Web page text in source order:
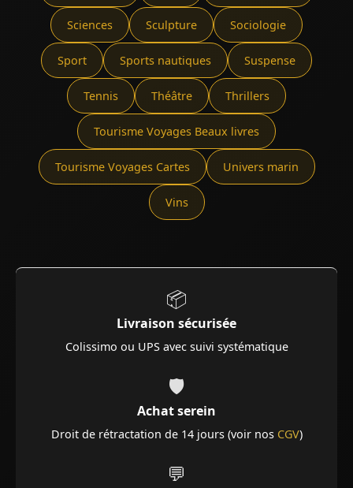
Sciences Sculpture Sociologie
Sport Sports nautiques Suspense
Tennis Théâtre Thrillers
Tourisme Voyages Beaux livres
Tourisme Voyages Cartes Univers marin
Vins
📦
Livraison sécurisée
Colissimo ou UPS avec suivi systématique
🛡️
Achat serein
Droit de rétractation de 14 jours (voir nos CGV)
💬